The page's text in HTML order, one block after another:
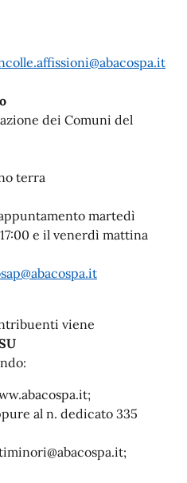
dei Comuni del
terra
martedì
e il venerdì mattina
viene
al n. dedicato 335